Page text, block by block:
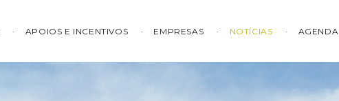
APOIOS E INCENTIVOS EMPRESAS NOTÍCIAS AGENDA